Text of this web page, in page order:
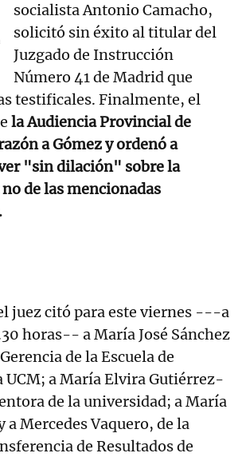
socialista Antonio Camacho,
solicitó sin éxito al titular del
Juzgado de Instrucción
Número 41 de Madrid que
testificales. Finalmente, el
la Audiencia Provincial de
a Gómez y ordenó a
"sin dilación" sobre la
de las mencionadas
juez citó para este viernes ---a
horas-- a María José Sánchez
de la Escuela de
UCM; a María Elvira Gutiérrez-
de la universidad; a María
a Mercedes Vaquero, de la
de Resultados de